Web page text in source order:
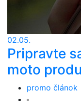
02.05.
Pripravte
moto
promo článok